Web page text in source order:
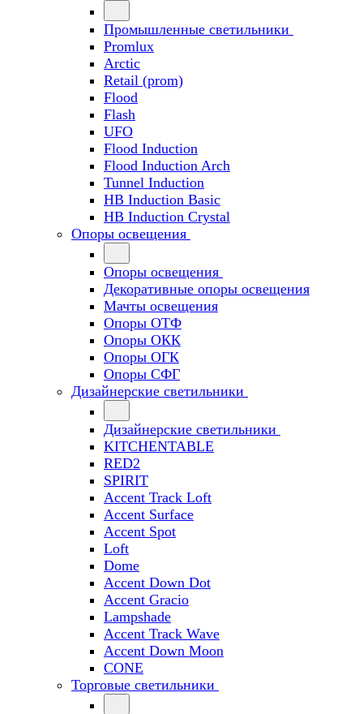
Промышленные светильники
Promlux
Arctic
Retail (prom)
Flood
Flash
UFO
Flood Induction
Flood Induction Arch
Tunnel Induction
HB Induction Basic
HB Induction Crystal
Опоры освещения
Опоры освещения
Декоративные опоры освещения
Мачты освещения
Опоры ОТФ
Опоры ОКК
Опоры ОГК
Опоры СФГ
Дизайнерские светильники
Дизайнерские светильники
KITCHENTABLE
RED2
SPIRIT
Accent Track Loft
Accent Surface
Accent Spot
Loft
Dome
Accent Down Dot
Accent Gracio
Lampshade
Accent Track Wave
Accent Down Moon
CONE
Торговые светильники